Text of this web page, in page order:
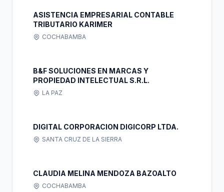
ASISTENCIA EMPRESARIAL CONTABLE
TRIBUTARIO KARIMER
COCHABAMBA
B&F SOLUCIONES EN MARCAS Y
PROPIEDAD INTELECTUAL S.R.L.
LA PAZ
DIGITAL CORPORACION DIGICORP LTDA.
SANTA CRUZ DE LA SIERRA
CLAUDIA MELINA MENDOZA BAZOALTO
COCHABAMBA